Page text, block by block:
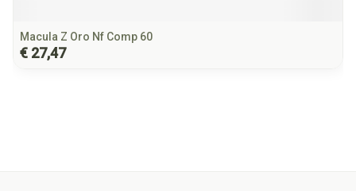
Macula Z Oro Nf Comp 60
€ 27,47